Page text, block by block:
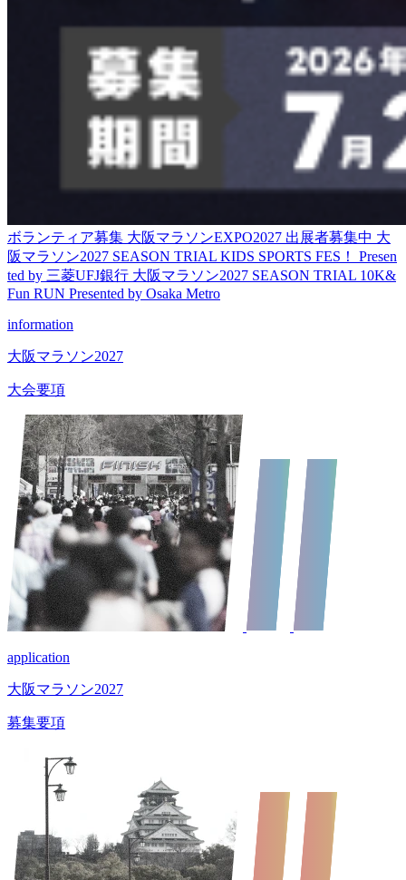
ボランティア募集 大阪マラソンEXPO2027 出展者募集中 大
阪マラソン2027 SEASON TRIAL KIDS SPORTS FES！ Presen
ted by 三菱UFJ銀行 大阪マラソン2027 SEASON TRIAL 10K&
Fun RUN Presented by Osaka Metro
information
大阪マラソン2027
大会要項
application
大阪マラソン2027
募集要項